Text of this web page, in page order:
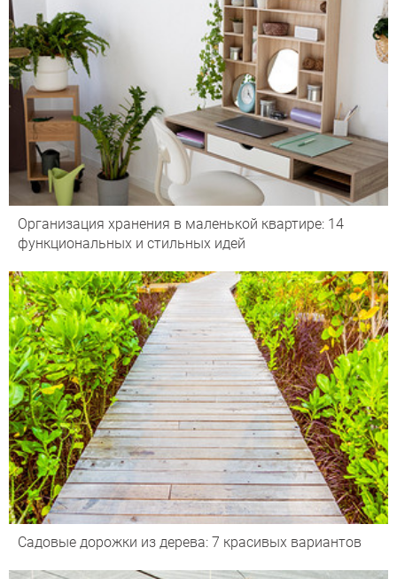
Организация хранения в маленькой квартире: 14
функциональных и стильных идей
Садовые дорожки из дерева: 7 красивых вариантов